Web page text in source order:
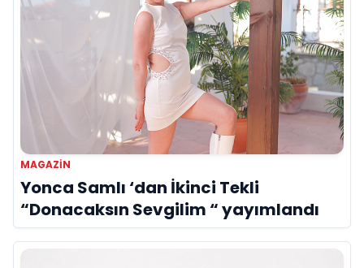
MAGAZİN
Yonca Samlı ‘dan İkinci Tekli
“Donacaksın Sevgilim “ yayımlandı